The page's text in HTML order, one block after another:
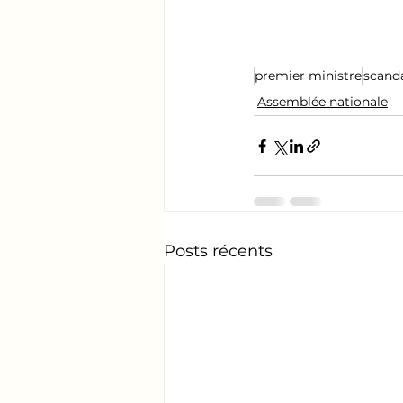
premier ministre
Assemblée nationale
Posts récents